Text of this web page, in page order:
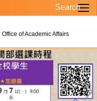
Office of Academic Affairs
Search